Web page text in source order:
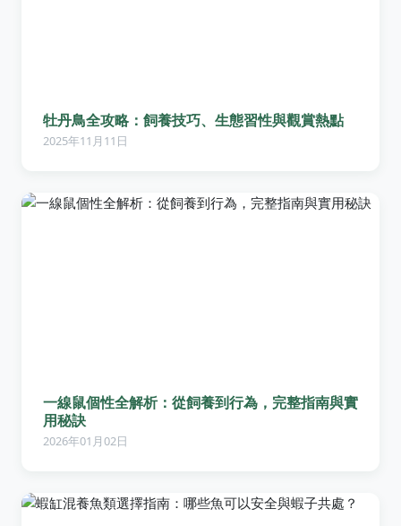
牡丹鳥全攻略：飼養技巧、生態習性與觀賞熱點
2025年11月11日
一線鼠個性全解析：從飼養到行為，完整指南與實
用秘訣
2026年01月02日